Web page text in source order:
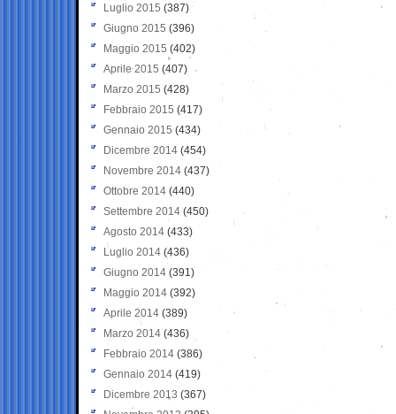
Luglio 2015 (387)
Giugno 2015 (396)
Maggio 2015 (402)
Aprile 2015 (407)
Marzo 2015 (428)
Febbraio 2015 (417)
Gennaio 2015 (434)
Dicembre 2014 (454)
Novembre 2014 (437)
Ottobre 2014 (440)
Settembre 2014 (450)
Agosto 2014 (433)
Luglio 2014 (436)
Giugno 2014 (391)
Maggio 2014 (392)
Aprile 2014 (389)
Marzo 2014 (436)
Febbraio 2014 (386)
Gennaio 2014 (419)
Dicembre 2013 (367)